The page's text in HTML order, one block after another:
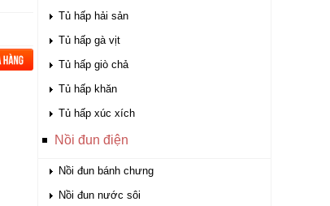
Tủ hấp hải sản
Tủ hấp gà vịt
Tủ hấp giò chả
Tủ hấp khăn
Tủ hấp xúc xích
Nồi đun điện
Nồi đun bánh chưng
Nồi đun nước sôi